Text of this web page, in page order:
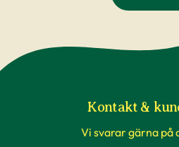
Kontakt &
Vi svarar gärna på